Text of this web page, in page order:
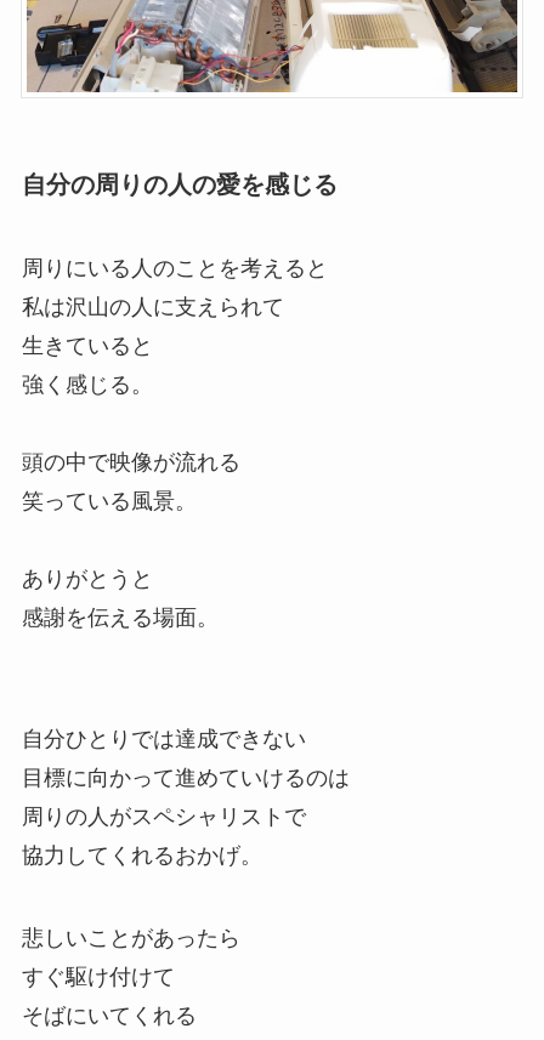
自分の周りの人の愛を感じる
周りにいる人のことを考えると
私は沢山の人に支えられて
生きていると
強く感じる。
頭の中で映像が流れる
笑っている風景。
ありがとうと
感謝を伝える場面。
自分ひとりでは達成できない
目標に向かって進めていけるのは
周りの人がスペシャリストで
協力してくれるおかげ。
悲しいことがあったら
すぐ駆け付けて
そばにいてくれる